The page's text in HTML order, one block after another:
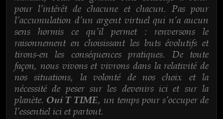
pour l’intérêt de chacune et chacun. Pas pour
l’accumulation d’un argent virtuel qui n’a aucun
sens hormis ce qu’il permet : renversons le
raisonnement en choisissant les buts évolutifs et
tirons-en les conséquences pratiques. De toute
façon, nous vivons et vivrons dans la relativité de
nos situations, la volonté de nos choix et la
nécessité de peser sur les devenirs ici et sur la
planète. Oui T TIME, un temps pour s’occuper de
l’essentiel ici et partout.